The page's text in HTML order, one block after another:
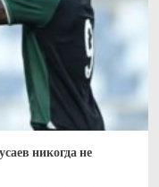
никогда не